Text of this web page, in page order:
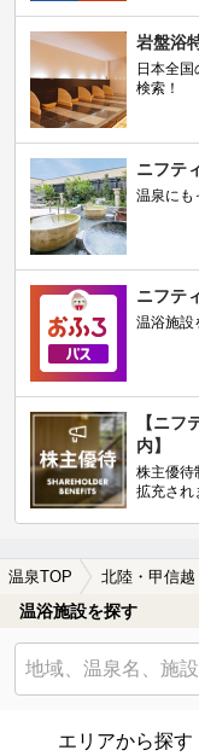
岩盤浴
日本全
検索！
ニフテ
温泉にも
ニフテ
温浴施設
【ニフ
内】
株主優待
拡充され
温泉TOP 北陸・甲信越
温浴施設を探す
エリアから探す